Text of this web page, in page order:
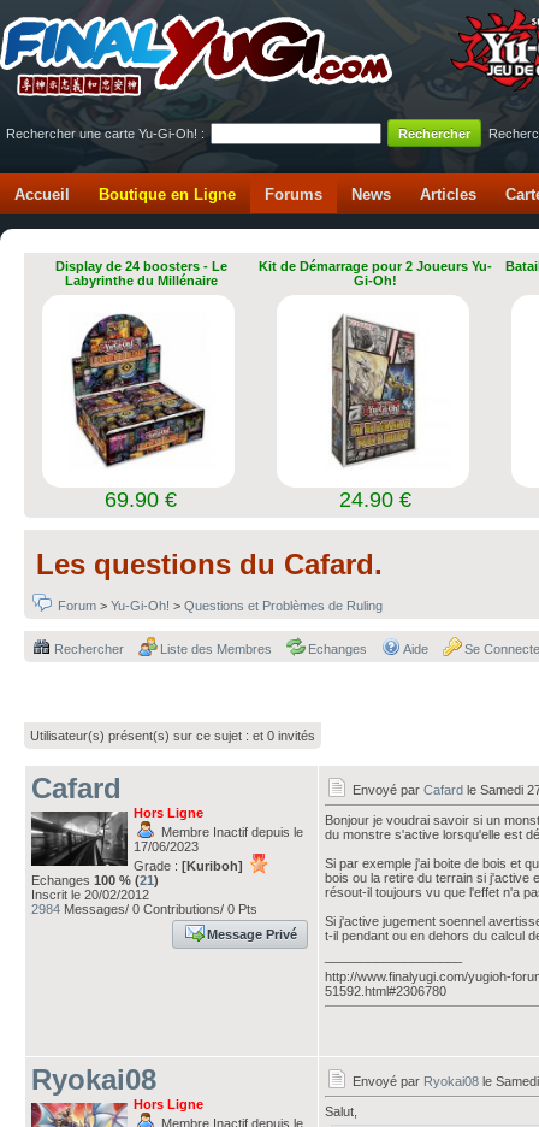
Rechercher une carte Yu-Gi-Oh! :
Accueil Boutique en Ligne Forums News Articles
Display de 24 boosters - Le
Labyrinthe du Millénaire
69.90 €
Kit de Démarrage pour 2 Joueurs Yu-
Gi-Oh!
24.90 €
Les questions du Cafard.
Forum > Yu-Gi-Oh! > Questions et Problèmes de Ruling
Rechercher Liste des Membres Echanges Aide Se
Utilisateur(s) présent(s) sur ce sujet : et 0 invités
Cafard
Hors Ligne
Membre Inactif depuis le
17/06/2023
Grade : [Kuriboh]
Echanges 100 % (21)
Inscrit le 20/02/2012
2984 Messages/ 0 Contributions/ 0 Pts
Message Privé
Envoyé par Cafard le Samedi
Bonjour je voudrai savoir si un
du monstre s'active lorsqu'elle est
Si par exemple j'ai boite de bois et
bois ou la retire du terrain si j'active
résout-il toujours vu que l'effet n'a
Si j'active jugement soennel
t-il pendant ou en dehors du calcul
http://www.finalyugi.com/yugioh-
51592.html#2306780
Ryokai08
Hors Ligne
Membre Inactif depuis le
Envoyé par Ryokai08 le
Salut,